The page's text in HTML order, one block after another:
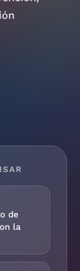
de
la